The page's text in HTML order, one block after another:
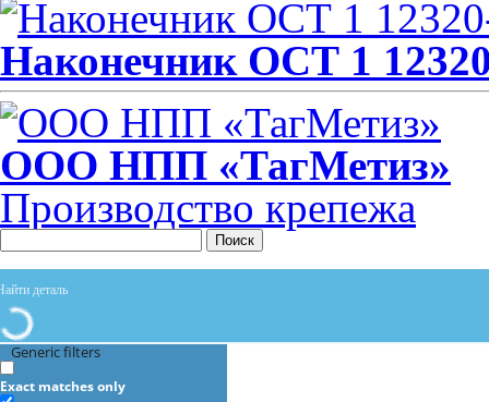
Наконечник ОСТ 1
ООО НПП «ТагМетиз»
Производство крепежа
Поиск
Generic filters
Exact matches only